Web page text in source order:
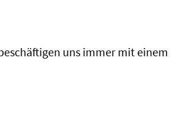
uns immer mit einem